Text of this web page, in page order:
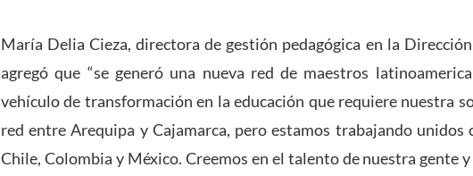
María Delia Cieza, directora de gestión pedagógica en la
agregó que “se generó una nueva red de maestros
vehículo de transformación en la educación que requiere nuestra
red entre Arequipa y Cajamarca, pero estamos trabajando unidos
Chile, Colombia y México. Creemos en el talento de nuestra gente